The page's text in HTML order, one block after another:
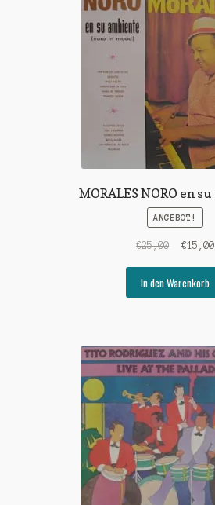
MORALES NORO en
ANGEBOT!
€25,00
war:
€25,00
€15,00
In den Warenkorb